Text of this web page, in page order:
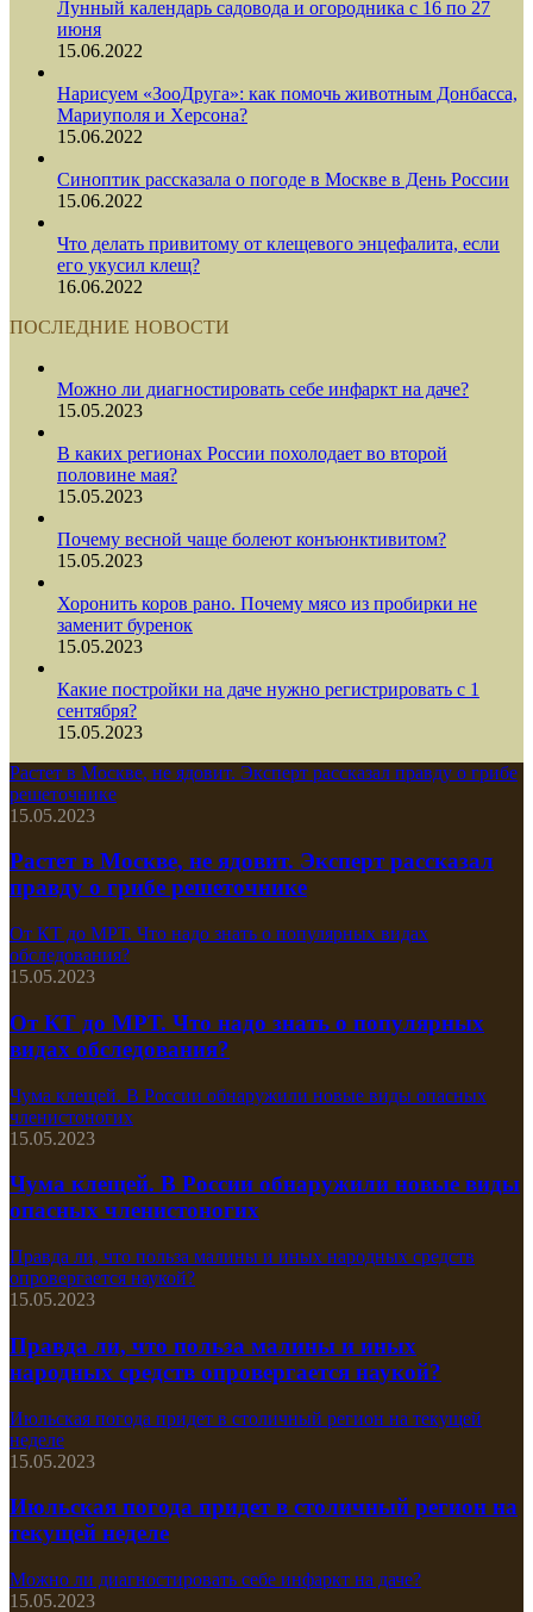
Лунный календарь садовода и огородника с 16 по 27
июня
15.06.2022
Нарисуем «ЗооДруга»: как помочь животным Донбасса,
Мариуполя и Херсона?
15.06.2022
Синоптик рассказала о погоде в Москве в День России
15.06.2022
Что делать привитому от клещевого энцефалита, если
его укусил клещ?
16.06.2022
ПОСЛЕДНИЕ НОВОСТИ
Можно ли диагностировать себе инфаркт на даче?
15.05.2023
В каких регионах России похолодает во второй
половине мая?
15.05.2023
Почему весной чаще болеют конъюнктивитом?
15.05.2023
Хоронить коров рано. Почему мясо из пробирки не
заменит буренок
15.05.2023
Какие постройки на даче нужно регистрировать с 1
сентября?
15.05.2023
Растет в Москве, не ядовит. Эксперт рассказал правду о грибе
решеточнике
15.05.2023
Растет в Москве, не ядовит. Эксперт рассказал
правду о грибе решеточнике
От КТ до МРТ. Что надо знать о популярных видах
обследования?
15.05.2023
От КТ до МРТ. Что надо знать о популярных
видах обследования?
Чума клещей. В России обнаружили новые виды опасных
членистоногих
15.05.2023
Чума клещей. В России обнаружили новые виды
опасных членистоногих
Правда ли, что польза малины и иных народных средств
опровергается наукой?
15.05.2023
Правда ли, что польза малины и иных
народных средств опровергается наукой?
Июльская погода придет в столичный регион на текущей
неделе
15.05.2023
Июльская погода придет в столичный регион на
текущей неделе
Можно ли диагностировать себе инфаркт на даче?
15.05.2023